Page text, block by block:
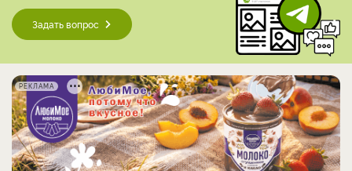
Задать вопрос
РЕКЛАМА